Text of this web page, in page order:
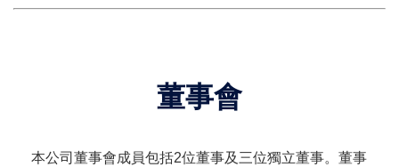
董事會
本公司董事會成員包括2位董事及三位獨立董事。董事